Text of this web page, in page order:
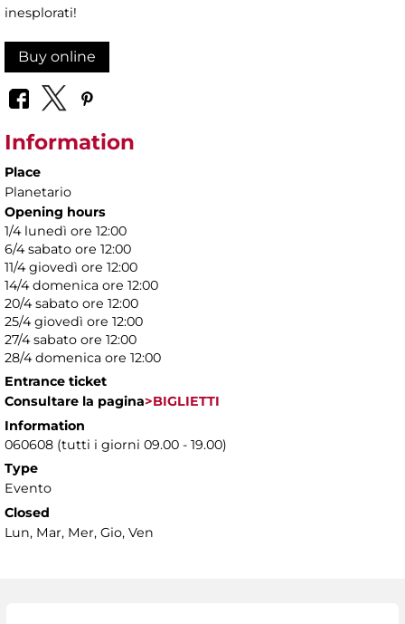
inesplorati!
Buy online
Information
Place
Planetario
Opening hours
1/4 lunedì ore 12:00
6/4 sabato ore 12:00
11/4 giovedì ore 12:00
14/4 domenica ore 12:00
20/4 sabato ore 12:00
25/4 giovedì ore 12:00
27/4 sabato ore 12:00
28/4 domenica ore 12:00
Entrance ticket
Consultare la pagina>BIGLIETTI
Information
060608 (tutti i giorni 09.00 - 19.00)
Type
Evento
Closed
Lun, Mar, Mer, Gio, Ven